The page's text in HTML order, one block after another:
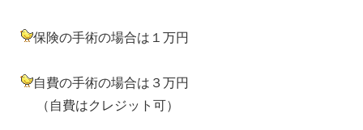
保険の手術の場合は１万円
自費の手術の場合は３万円
（自費はクレジット可）